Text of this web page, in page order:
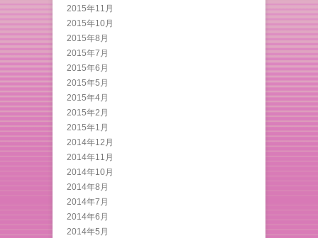
2015年11月
2015年10月
2015年8月
2015年7月
2015年6月
2015年5月
2015年4月
2015年2月
2015年1月
2014年12月
2014年11月
2014年10月
2014年8月
2014年7月
2014年6月
2014年5月